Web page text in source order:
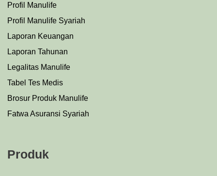
Profil Manulife
Profil Manulife Syariah
Laporan Keuangan
Laporan Tahunan
Legalitas Manulife
Tabel Tes Medis
Brosur Produk Manulife
Fatwa Asuransi Syariah
Produk